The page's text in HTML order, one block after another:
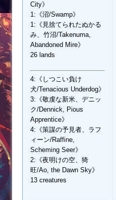
City》
1:《沼/Swamp》
1:《見捨てられたぬかる
み、竹沼/Takenuma,
Abandoned Mire》
26 lands
4:《しつこい負け
犬/Tenacious Underdog》
3:《敬虔な新米、デニッ
ク/Dennick, Pious
Apprentice》
4:《策謀の予見者、ラフ
ィーン/Raffine,
Scheming Seer》
2:《夜明けの空、猗
旺/Ao, the Dawn Sky》
13 creatures